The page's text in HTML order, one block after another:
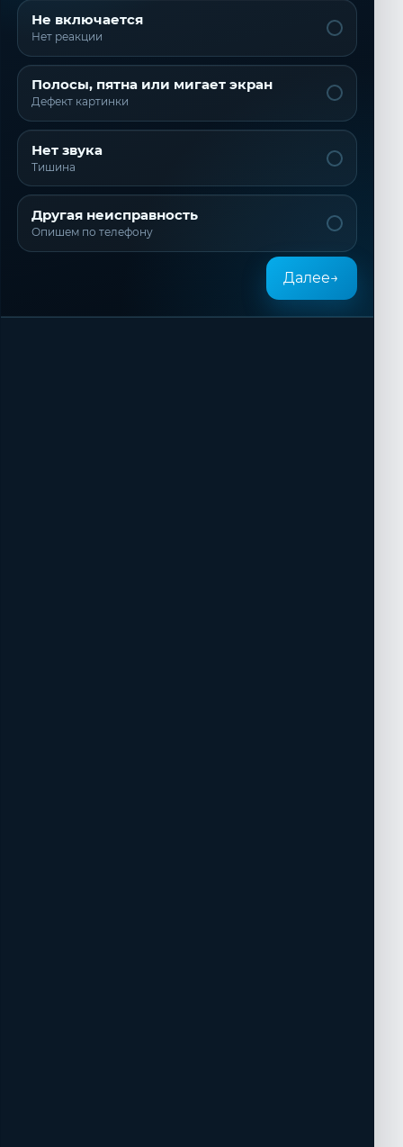
Не включается
Нет реакции
Полосы, пятна или мигает экран
Дефект картинки
Нет звука
Тишина
Другая неисправность
Опишем по телефону
Далее→